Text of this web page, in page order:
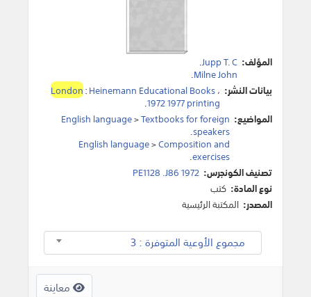
المؤلف: Jupp T. C
.
Milne John
.
بيانات النشر:
London:Heinemann Educational Books،
1972 1977 printing
.
المواضيع:
English language>Textbooks for foreign
speakers
.
English language>Composition and
exercises
.
تصنيف الكونجرس: PE1128 .J86 1972
نوع المادة: كتب
المصدر: المكتبة الرئيسية
مجموع الأوعية المتوفرة : 3
معاينة